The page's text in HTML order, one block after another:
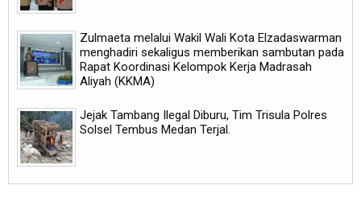
Zulmaeta melalui Wakil Wali Kota Elzadaswarman
menghadiri sekaligus memberikan sambutan pada
Rapat Koordinasi Kelompok Kerja Madrasah
Aliyah (KKMA)
Jejak Tambang Ilegal Diburu, Tim Trisula Polres
Solsel Tembus Medan Terjal.